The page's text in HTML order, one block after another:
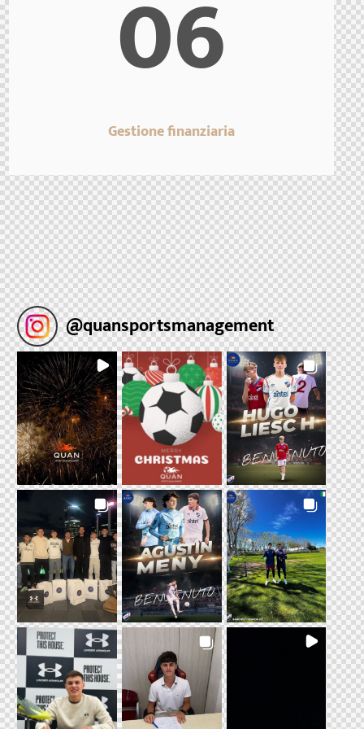
06
Gestione finanziaria
@quansportsmanagement